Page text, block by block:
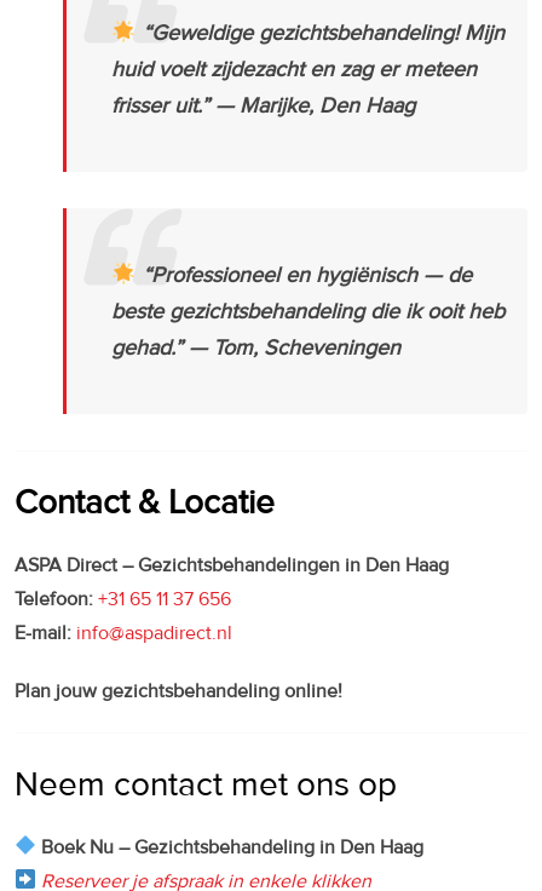
“Geweldige gezichtsbehandeling! Mijn
huid voelt zijdezacht en zag er meteen
frisser uit.”—Marijke, Den Haag
“Professioneel en hygiënisch — de
beste gezichtsbehandeling die ik ooit heb
gehad.”— Tom, Scheveningen
Contact & Locatie
ASPA Direct – Gezichtsbehandelingen in Den Haag
Telefoon: +31 65 11 37 656
E-mail: info@aspadirect.nl
Plan jouw gezichtsbehandeling online!
Neem contact met ons op
Boek Nu – Gezichtsbehandeling in Den Haag
Reserveer je afspraak in enkele klikken